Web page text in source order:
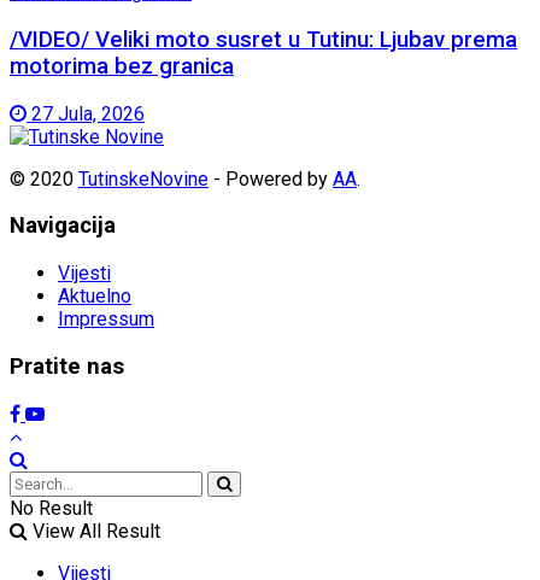
/VIDEO/ Veliki moto susret u Tutinu: Ljubav prema
motorima bez granica
27 Jula, 2026
© 2020 TutinskeNovine - Powered by AA.
Navigacija
Vijesti
Aktuelno
Impressum
Pratite nas
No Result
View All Result
Vijesti